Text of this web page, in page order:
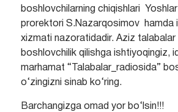
boshlovchilarning chiqishlari
prorektori S.Nazarqosimov hamda
xizmati nazoratidadir. Aziz talabalar
boshlovchilik qilishga ishtiyoqingiz,
marhamat “Talabalar_radiosida”
o‘zingizni sinab ko‘ring.
Barchangizga omad yor bo‘lsin!!!